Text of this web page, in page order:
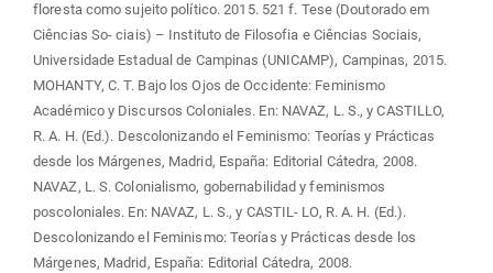
floresta como sujeito político. 2015. 521 f. Tese (Doutorado em
Ciências So- ciais) – Instituto de Filosofia e Ciências Sociais,
Universidade Estadual de Campinas (UNICAMP), Campinas, 2015.
MOHANTY, C. T. Bajo los Ojos de Occidente: Feminismo
Académico y Discursos Coloniales. En: NAVAZ, L. S., y CASTILLO,
R. A. H. (Ed.). Descolonizando el Feminismo: Teorías y Prácticas
desde los Márgenes, Madrid, España: Editorial Cátedra, 2008.
NAVAZ, L. S. Colonialismo, gobernabilidad y feminismos
poscoloniales. En: NAVAZ, L. S., y CASTIL- LO, R. A. H. (Ed.).
Descolonizando el Feminismo: Teorías y Prácticas desde los
Márgenes, Madrid, España: Editorial Cátedra, 2008.